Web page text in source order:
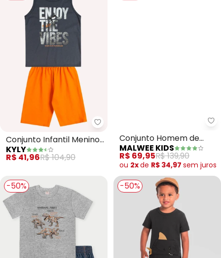
Kyly - Conjunto Infantil Menino
Conjunto Infantil Menino
Estampa (Cinza)
KYLY
R$ 41,96R$ 104,90
Conjunto Homem de
Ferro em Microfibra
(Cinza Chumb
MALWEE KIDS
R$ 69,95R$ 139,90
ou 2xde R$ 34,97 semjuros
-50% -50%